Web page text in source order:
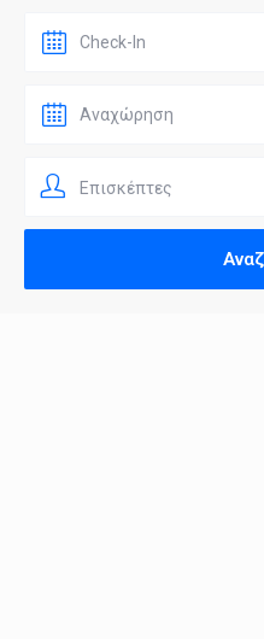
Επισκέπτες